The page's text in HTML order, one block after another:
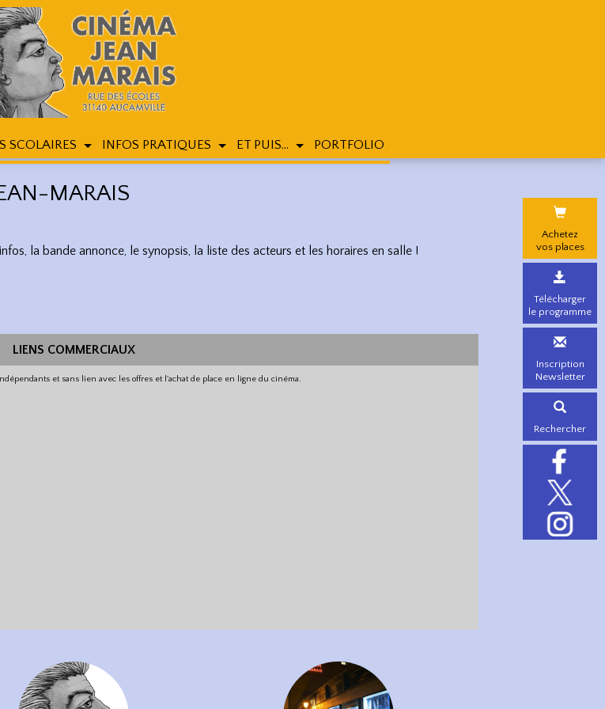
SCOLAIRES INFOS PRATIQUES ET PUIS... PORTFOLIO
Achetez
vos places
Télécharger
le programme
Inscription
Newsletter
Rechercher
MARAIS
la bande annonce, le synopsis, la liste des acteurs et les horaires en salle !
LIENS COMMERCIAUX
et sans lien avec les offres et l'achat de place en ligne du cinéma.